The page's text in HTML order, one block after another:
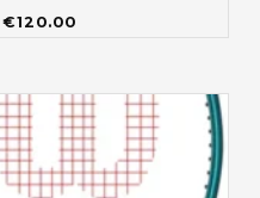
Algne
€220.00.
€120.00
€120.00.